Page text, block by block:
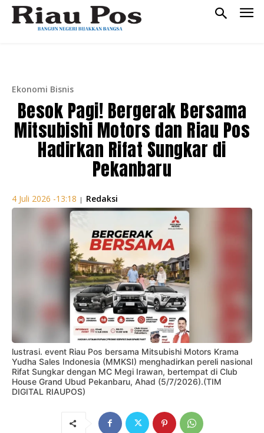
Ekonomi Bisnis
Besok Pagi! Bergerak Bersama
Mitsubishi Motors dan Riau Pos
Hadirkan Rifat Sungkar di
Pekanbaru
4 Juli 2026 -13:18 | Redaksi
lustrasi. event Riau Pos bersama Mitsubishi Motors Krama
Yudha Sales Indonesia (MMKSI) menghadirkan pereli nasional
Rifat Sungkar dengan MC Megi Irawan, bertempat di Club
House Grand Ubud Pekanbaru, Ahad (5/7/2026).(TIM
DIGITAL RIAUPOS)